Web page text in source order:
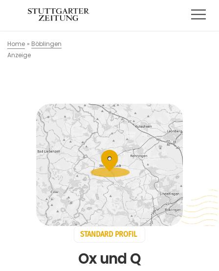
Home » Böblingen
Anzeige
STANDARD PROFIL
Ox und Q